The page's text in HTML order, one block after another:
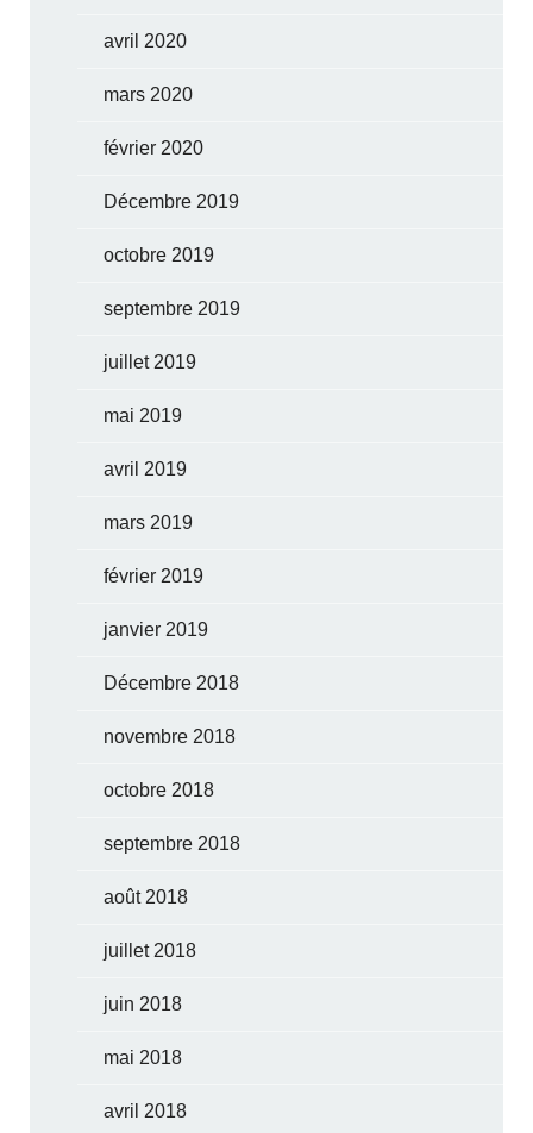
avril 2020
mars 2020
février 2020
Décembre 2019
octobre 2019
septembre 2019
juillet 2019
mai 2019
avril 2019
mars 2019
février 2019
janvier 2019
Décembre 2018
novembre 2018
octobre 2018
septembre 2018
août 2018
juillet 2018
juin 2018
mai 2018
avril 2018